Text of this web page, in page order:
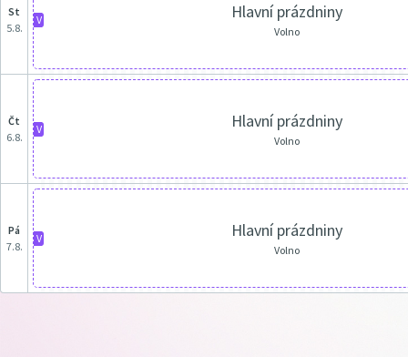
st
5.8.
V Hlavní prázdniny
Volno
čt
6.8.
V Hlavní prázdniny
Volno
pá
7.8.
V Hlavní prázdniny
Volno